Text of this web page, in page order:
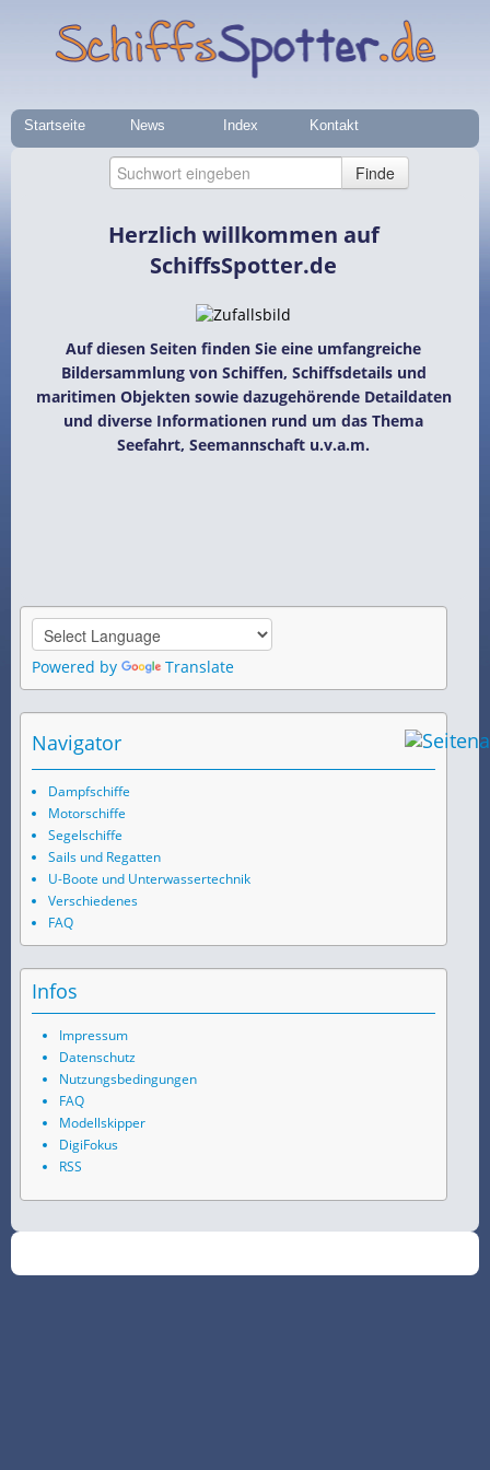
Startseite News Index Kontakt
Herzlich willkommen auf
SchiffsSpotter.de
Auf diesen Seiten finden Sie eine umfangreiche
Bildersammlung von Schiffen, Schiffsdetails und
maritimen Objekten sowie dazugehörende Detaildaten
und diverse Informationen rund um das Thema
Seefahrt, Seemannschaft u.v.a.m.
Powered by Translate
Navigator
Dampfschiffe
Motorschiffe
Segelschiffe
Sails und Regatten
U-Boote und Unterwassertechnik
Verschiedenes
FAQ
Infos
Impressum
Datenschutz
Nutzungsbedingungen
FAQ
Modellskipper
DigiFokus
RSS